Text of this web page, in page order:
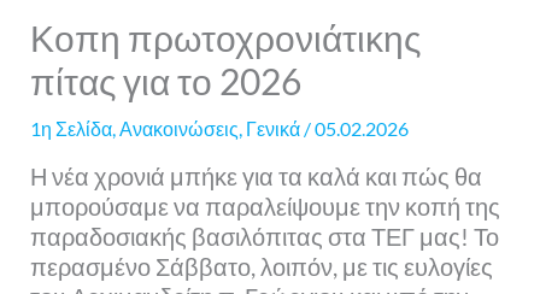
Κοπη πρωτοχρονιάτικης
πίτας για το 2026
1η Σελίδα,Ανακοινώσεις, Γενικά/05.02.2026
Η νέα χρονιά μπήκε για τα καλά και πώς θα
μπορούσαμε να παραλείψουμε την κοπή της
παραδοσιακής βασιλόπιτας στα ΤΕΓ μας! Το
περασμένο Σάββατο, λοιπόν, με τις ευλογίες